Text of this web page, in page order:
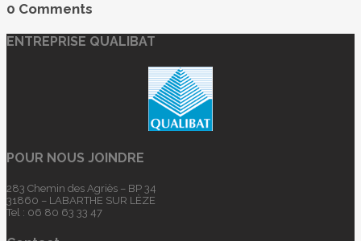
0 Comments
ENTREPRISE QUALIBAT
POUR NOUS JOINDRE
283 Chemin des Agriès – BP 34
31860 – LABARTHE SUR LÈZE
Tel : 06 80 63 33 47